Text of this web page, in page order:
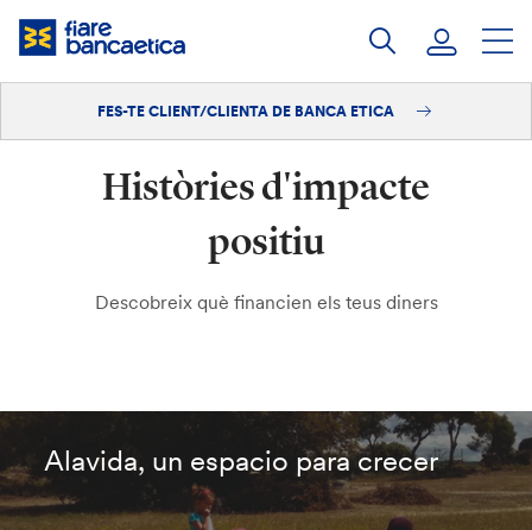
Salta
Iniciar sessió
Fes-te'n client/clienta
FES-TE CLIENT/CLIENTA DE BANCA ETICA
Històries d'impacte
positiu
Descobreix què financien els teus diners
Alavida, un espacio para crecer